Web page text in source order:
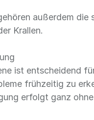
außerdem
Krallen.
ist entscheidend
frühzeitig zu
erfolgt ganz